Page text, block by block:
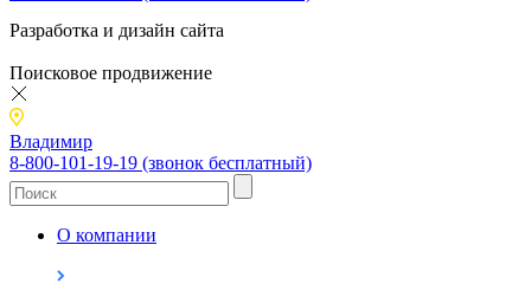
Разработка и дизайн сайта
Поисковое продвижение
Владимир
8-800-101-19-19 (звонок бесплатный)
О компании